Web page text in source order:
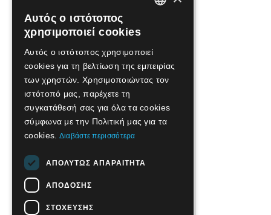
Αυτός ο ιστότοπος
χρησιμοποιεί cookies
Αυτός ο ιστότοπος χρησιμοποιεί
cookies για τη βελτίωση της εμπειρίας
των χρηστών. Χρησιμοποιώντας τον
ιστότοπό μας, παρέχετε τη
συγκατάθεσή σας για όλα τα cookies
σύμφωνα με την Πολιτική μας για τα
cookies. Διαβάστε περισσότερα
ΑΠΟΛΎΤΩΣ ΑΠΑΡΑΊΤΗΤΑ
ΑΠΌΔΟΣΗΣ
ΣΤΌΧΕΥΣΗΣ